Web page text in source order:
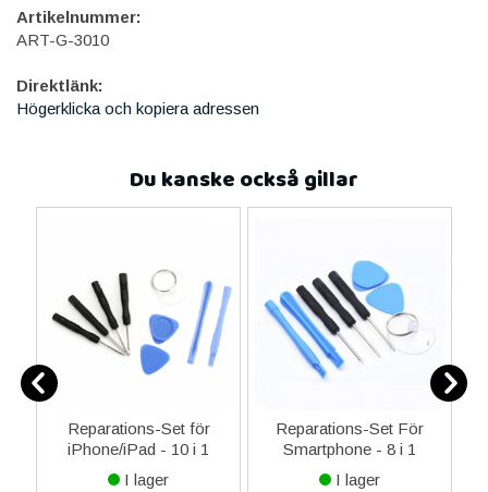
Artikelnummer:
ART-G-3010
Direktlänk:
Högerklicka och kopiera adressen
Du kanske också gillar
Reparations-Set för
iPhone/iPad - 10 i 1
I lager
Reparations-Set För
Smartphone - 8 i 1
I lager